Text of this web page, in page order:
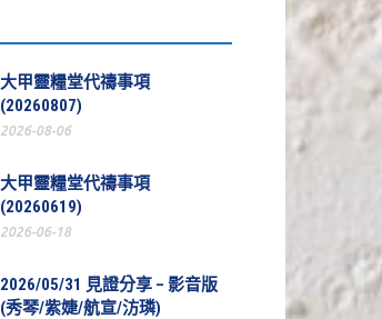
大甲靈糧堂代禱事項
(20260807)
2026-08-06
大甲靈糧堂代禱事項
(20260619)
2026-06-18
2026/05/31 見證分享 – 影音版
(秀琴/紫婕/航宣/汸璘)